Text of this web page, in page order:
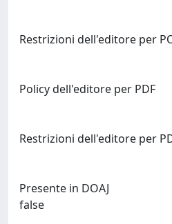
Restrizioni dell'editore per
Policy dell'editore per PDF
Restrizioni dell'editore per
Presente in DOAJ